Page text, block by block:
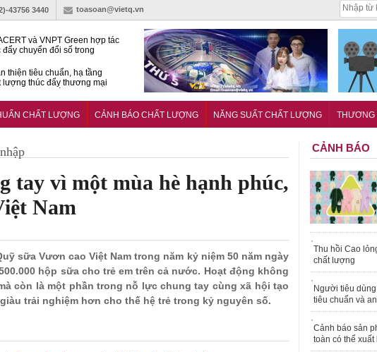
43756 3440 toasoan@vietq.vn
và VNPT Green hợp tác
đẩy chuyển đổi số trong
thiện tiêu chuẩn, hạ tầng
lượng thúc đẩy thương mại
di động
CHẤT LƯỢNG CẢNH BÁO CHẤT LƯỢNG NĂNG SUẤT CHẤT LƯỢNG THƯƠNG
tay vì một mùa hè hạnh phúc,
Nam
sữa Vươn cao Việt Nam trong năm kỷ niệm 50 năm ngày
hộp sữa cho trẻ em trên cả nước. Hoạt động không
còn là một phần trong nỗ lực chung tay cùng xã hội tạo
trải nghiệm hơn cho thế hệ trẻ trong kỷ nguyên số.
CẢNH BÁO
Thu hồi Cao
chất lượng
Người tiêu
tiêu chuẩn và
Cảnh báo sản
toàn có thể